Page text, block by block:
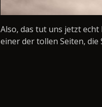
Also, das tut uns jetzt echt
einer der tollen Seiten,